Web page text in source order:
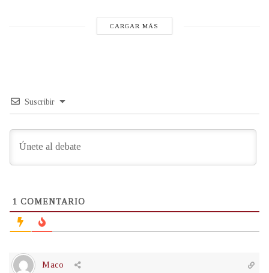
CARGAR MÁS
Suscribir
1 COMENTARIO
Maco